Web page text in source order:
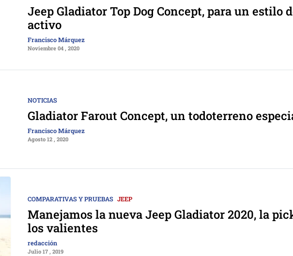
Jeep Gladiator Top Dog Concept, para un estilo
activo
Francisco Márquez
Noviembre 04 , 2020
NOTICIAS
Gladiator Farout Concept, un todoterreno
Francisco Márquez
Agosto 12 , 2020
COMPARATIVAS Y PRUEBAS JEEP
Manejamos la nueva Jeep Gladiator 2020, la
los valientes
redacción
Julio 17 , 2019